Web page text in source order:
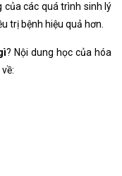
của các quá trình sinh lý
trị bệnh hiệu quả hơn.
? Nội dung học của hóa